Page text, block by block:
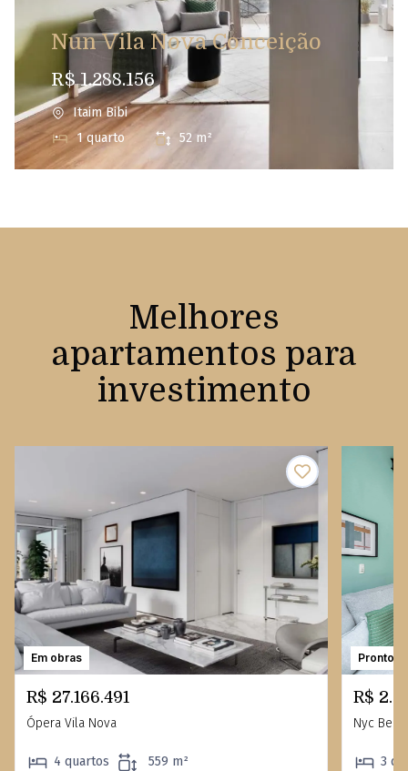
Nun Vila Nova Conceição
R$ 1.288.156
Itaim Bibi
1 quarto
52 m²
Melhores
apartamentos para
investimento
Em obras
R$ 27.166.491
Ópera Vila Nova
4 quartos 559 m²
Pronto
R$
Nyc
3